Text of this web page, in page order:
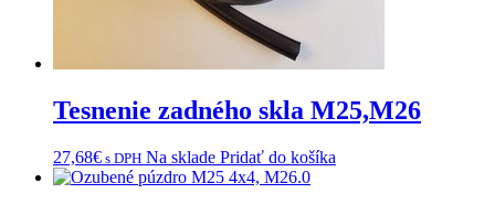
Tesnenie zadného skla M25,M26
27,68€ s DPH Na sklade Pridať do košíka